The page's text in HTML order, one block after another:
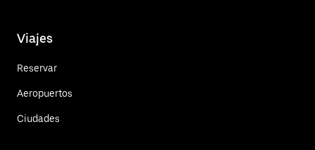
Viajes
Reservar
Aeropuertos
Ciudades